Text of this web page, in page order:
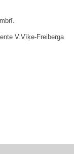
V.Vīķe-Freiberga